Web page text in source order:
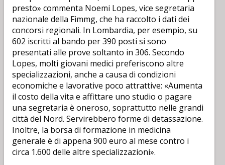
presto» commenta Noemi Lopes, vice segretaria
nazionale della Fimmg, che ha raccolto i dati dei
concorsi regionali. In Lombardia, per esempio, su
602 iscritti al bando per 390 posti si sono
presentati alle prove soltanto in 306. Secondo
Lopes, molti giovani medici preferiscono altre
specializzazioni, anche a causa di condizioni
economiche e lavorative poco attrattive: «Aumenta
il costo della vita e affittare uno studio o pagare
una segretaria è oneroso, soprattutto nelle grandi
città del Nord. Servirebbero forme di detassazione.
Inoltre, la borsa di formazione in medicina
generale è di appena 900 euro al mese contro i
circa 1.600 delle altre specializzazioni».